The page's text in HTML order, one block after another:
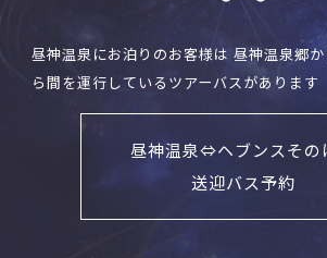
昼神温泉にお泊りのお客様は 昼神温泉郷
ら間を運行しているツアーバスがあります
昼神温泉⇔ヘブンスその
送迎バス予約